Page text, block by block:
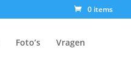
0 items
Foto’s Vragen